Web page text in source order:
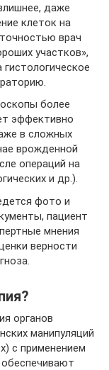
даже
клеток на
врач
участков»,
более
эффективно
в сложных
врожденной
операций на
и др.).
фото и
пациент
мнения
верности
органов
манипуляций
с применением